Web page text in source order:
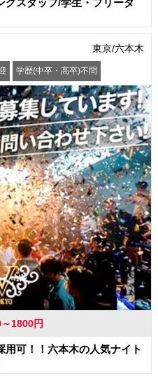
グスタッフ/学生・フリータ
東京/六本木
学歴(中卒・高卒)不問
1800円
可！！六本木の人気ナイト